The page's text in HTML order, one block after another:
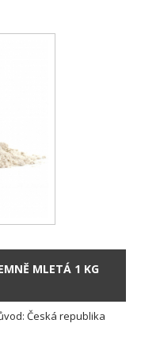
MLETÁ 1 KG
Česká republika